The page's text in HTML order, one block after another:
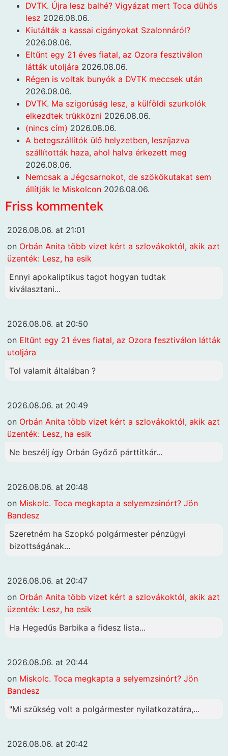
DVTK. Újra lesz balhé? Vigyázat mert Toca dühös
lesz 2026.08.06.
Kiutálták a kassai cigányokat Szalonnáról?
2026.08.06.
Eltűnt egy 21 éves fiatal, az Ozora fesztiválon
látták utoljára 2026.08.06.
Régen is voltak bunyók a DVTK meccsek után
2026.08.06.
DVTK. Ma szigorúság lesz, a külföldi szurkolók
elkezdtek trükközni 2026.08.06.
(nincs cím) 2026.08.06.
A betegszállítók ülő helyzetben, leszíjazva
szállították haza, ahol halva érkezett meg
2026.08.06.
Nemcsak a Jégcsarnokot, de szökőkutakat sem
állítják le Miskolcon 2026.08.06.
Friss kommentek
2026.08.06. at 21:01
on Orbán Anita több vizet kért a szlovákoktól, akik azt
üzenték: Lesz, ha esik
Ennyi apokaliptikus tagot hogyan tudtak
kiválasztani...
2026.08.06. at 20:50
on Eltűnt egy 21 éves fiatal, az Ozora fesztiválon látták
utoljára
Tol valamit általában ?
2026.08.06. at 20:49
on Orbán Anita több vizet kért a szlovákoktól, akik azt
üzenték: Lesz, ha esik
Ne beszélj így Orbán Győző párttitkár...
2026.08.06. at 20:48
on Miskolc. Toca megkapta a selyemzsinórt? Jön
Bandesz
Szeretném ha Szopkó polgármester pénzügyi
bizottságának...
2026.08.06. at 20:47
on Orbán Anita több vizet kért a szlovákoktól, akik azt
üzenték: Lesz, ha esik
Ha Hegedűs Barbika a fidesz lista...
2026.08.06. at 20:44
on Miskolc. Toca megkapta a selyemzsinórt? Jön
Bandesz
"Mi szükség volt a polgármester nyilatkozatára,...
2026.08.06. at 20:42